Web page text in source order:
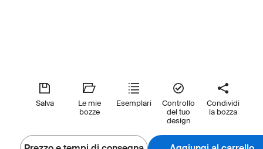
Salva
Le mie
bozze
Esemplari
Controllo
del tuo
design
Condividi
la bozza